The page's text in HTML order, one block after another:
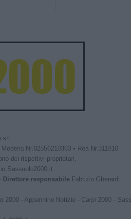
srl
Nr.02556210363 • Rea Nr.311810
dei rispettivi proprietari.
Sassuolo2000.it
Direttore responsabileFabrizio Gherardi
2000 - Appennino Notizie - Carpi 2000 -